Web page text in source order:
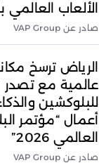
الألعاب العالمي
صادر عن VAP Group
الرياض ترسخ
عالمية مع تصدر
للبلوكشين
أعمال “مؤتمر
العالمي 2026”
صادر عن VAP Group